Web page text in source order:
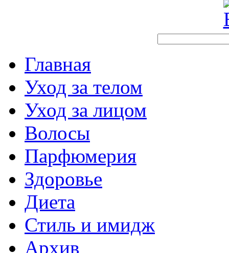
Главная
Уход за телом
Уход за лицом
Волосы
Парфюмерия
Здоровье
Диета
Стиль и имидж
Архив